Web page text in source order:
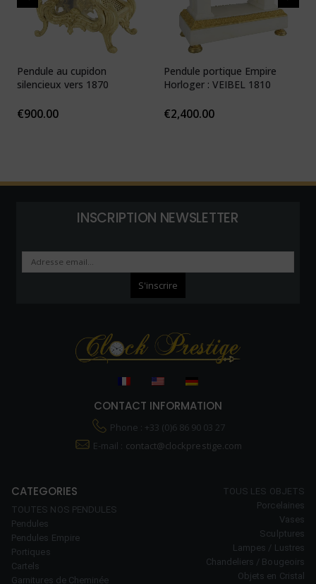
Pendule au cupidon
silencieux vers 1870
€900.00
Pendule portique Empire
Horloger : VEIBEL 1810
€2,400.00
INSCRIPTION NEWSLETTER
CONTACT INFORMATION
Phone : +33 (0)6 86 90 03 27
E-mail : contact@clockprestige.com
CATEGORIES
TOUTES NOS PENDULES
Pendules
Pendules Empire
Portiques
Cartels
Garnitures de Cheminée
TOUS LES OBJETS
Porcelaines
Vases
Sculptures
Lampes / Lustres
Chandeliers / Bougeoirs
Objets en Cristal